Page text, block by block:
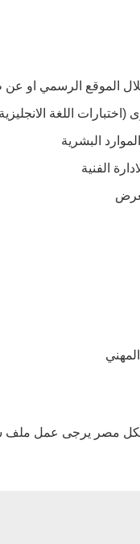
الموقع الرسمي او عن
(اختبارات اللغة
البشرية
الفنية
مصر يرجى عمل ملف